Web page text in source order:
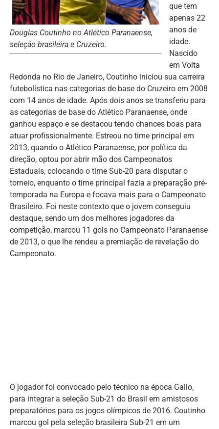
Douglas Coutinho no Atlético Paranaense,
seleção brasileira e Cruzeiro.
que tem
apenas 22
anos de
idade.
Nascido
em Volta
Redonda no Rio de Janeiro, Coutinho iniciou sua carreira
futebolística nas categorias de base do Cruzeiro em 2008
com 14 anos de idade. Após dois anos se transferiu para
as categorias de base do Atlético Paranaense, onde
ganhou espaço e se destacou tendo chances boas para
atuar profissionalmente. Estreou no time principal em
2013, quando o Atlético Paranaense, por política da
direção, optou por abrir mão dos Campeonatos
Estaduais, colocando o time Sub-20 para disputar o
torneio, enquanto o time principal fazia a preparação pré-
temporada na Europa e focava mais para o Campeonato
Brasileiro. Foi neste contexto que o jovem conseguiu
destaque, sendo um dos melhores jogadores da
competição, marcou 11 gols no Campeonato Paranaense
de 2013, o que lhe rendeu a premiação de revelação do
Campeonato.
O jogador foi convocado pelo técnico na época Gallo,
para integrar a seleção Sub-21 do Brasil em amistosos
preparatórios para os jogos olímpicos de 2016. Coutinho
marcou gol pela seleção brasileira Sub-21 em um